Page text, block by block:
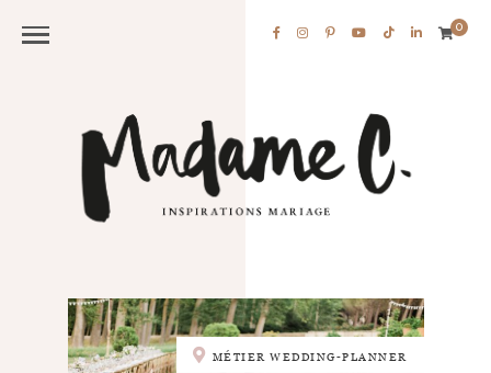
0
MÉTIER WEDDING-PLANNER